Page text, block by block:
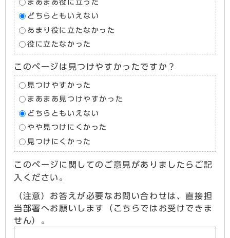
まあまあ役に立った
どちらともいえない
あまり役に立たなかった
役に立たなかった
このページは見つけやすかったですか？
見つけやすかった
まあまあ見つけやすかった
どちらともいえない
やや見つけにくかった
見つけにくかった
このページに関してのご意見がありましたらご記
入ください。
（注意）お答えが必要なお問い合わせは、直接担
当部署へお願いします（こちらではお受けできま
せん）。